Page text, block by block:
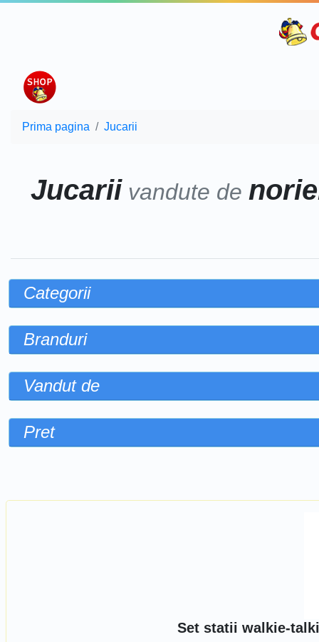
Prima pagina Jucarii
Jucarii vandute de
Categorii
Branduri
Vandut de
Pret
Set statii walkie-